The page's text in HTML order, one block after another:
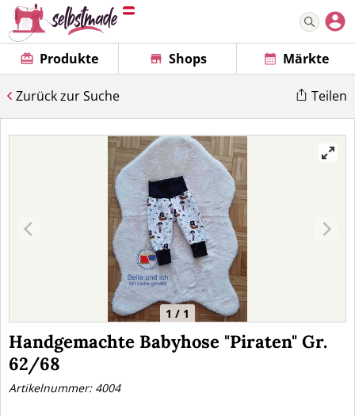
Produkte Shops Märkte
Zurück zur Suche Teilen
1 / 1
Handgemachte Babyhose "Piraten" Gr.
62/68
Artikelnummer: 4004